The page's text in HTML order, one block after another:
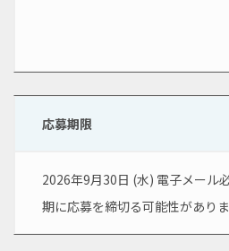
応募期限
2026年9月30日 (水) 電子メール
期に応募を締切る可能性があり